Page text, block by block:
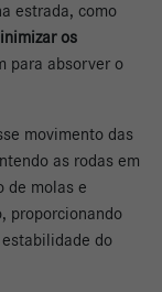
estrada, como
os
para absorver o
movimento das
as rodas em
de molas e
proporcionando
do